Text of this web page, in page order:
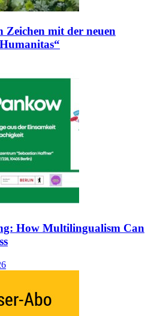
Zeichen mit der neuen
How Multilingualism Can